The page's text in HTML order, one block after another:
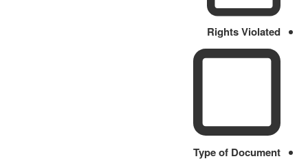
Rights Violated
Type of Document